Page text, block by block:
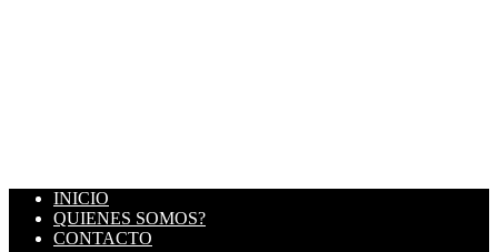
INICIO
QUIENES SOMOS?
CONTACTO